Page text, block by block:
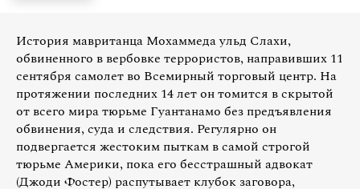
История мавританца Мохаммеда ульд Слахи,
обвиненного в вербовке террористов, направивших 11
сентября самолет во Всемирный торговый центр. На
протяжении последних 14 лет он томится в скрытой
от всего мира тюрьме Гуантанамо без предъявления
обвинения, суда и следствия. Регулярно он
подвергается жестоким пыткам в самой строгой
тюрьме Америки, пока его бесстрашный адвокат
(Джоди Фостер) распутывает клубок заговора,